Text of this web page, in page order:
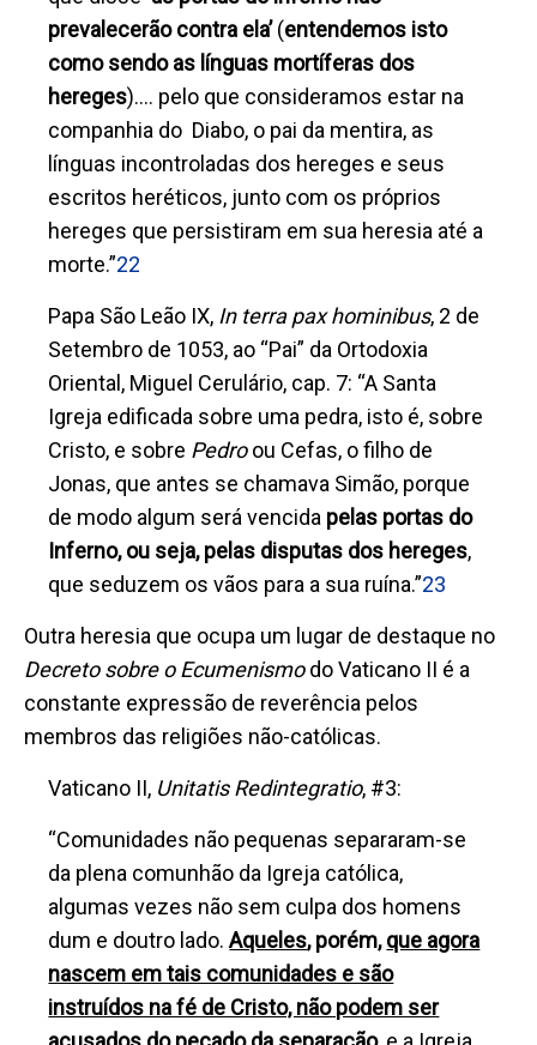
prevalecerão contra ela’(entendemos isto
como sendo as línguas mortíferas dos
hereges).… pelo que consideramos estar na
companhia do Diabo, o pai da mentira, as
línguas incontroladas dos hereges e seus
escritos heréticos, junto com os próprios
hereges que persistiram em sua heresia até a
morte.”22
Papa São Leão IX, In terra pax hominibus, 2 de
Setembro de 1053, ao “Pai” da Ortodoxia
Oriental, Miguel Cerulário, cap. 7: “A Santa
Igreja edificada sobre uma pedra, isto é, sobre
Cristo, e sobre Pedroou Cefas, o filho de
Jonas, que antes se chamava Simão, porque
de modo algum será vencida pelas portas do
Inferno, ou seja, pelas disputas dos hereges,
que seduzem os vãos para a sua ruína.”23
Outra heresia que ocupa um lugar de destaque no
Decreto sobre o Ecumenismodo Vaticano II é a
constante expressão de reverência pelos
membros das religiões não-católicas.
Vaticano II, Unitatis Redintegratio, #3:
“Comunidades não pequenas separaram-se
da plena comunhão da Igreja católica,
algumas vezes não sem culpa dos homens
dum e doutro lado.Aqueles, porém,que agora
nascem em tais comunidades e são
instruídos na fé de Cristo, não podem ser